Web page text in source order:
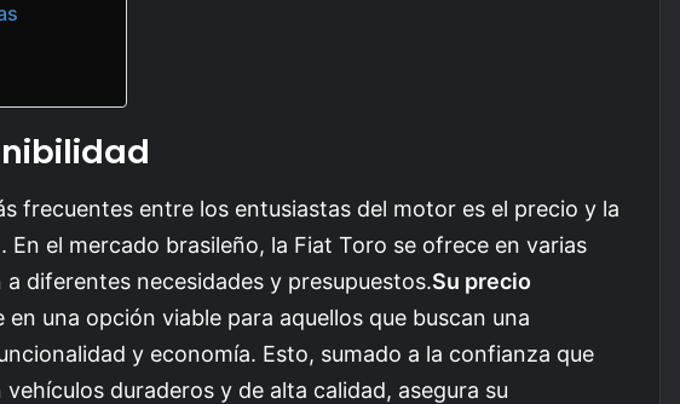
frecuentes entre los entusiastas del motor es el precio y la
En el mercado brasileño, la Fiat Toro se ofrece en varias
diferentes necesidades y presupuestos.Su precio
en una opción viable para aquellos que buscan una
y economía. Esto, sumado a la confianza que
duraderos y de alta calidad, asegura su